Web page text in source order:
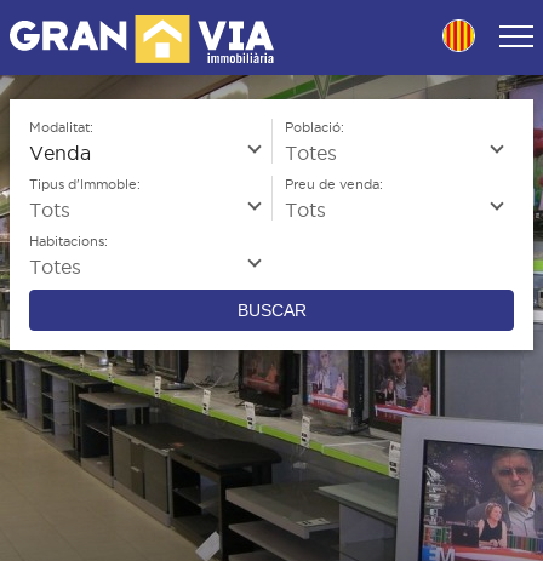
to
Skip
content
Modalitat: Població:
Tipus d'Immoble: Preu de venda:
Habitacions:
BUSCAR